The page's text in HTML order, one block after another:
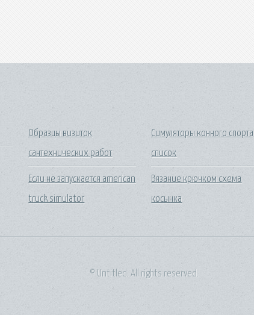
Образцы визиток
сантехнических работ
Если не запускается american
truck simulator
Симуляторы конного спорта
список
Вязание крючком схема
косынка
© Untitled. All rights reserved.